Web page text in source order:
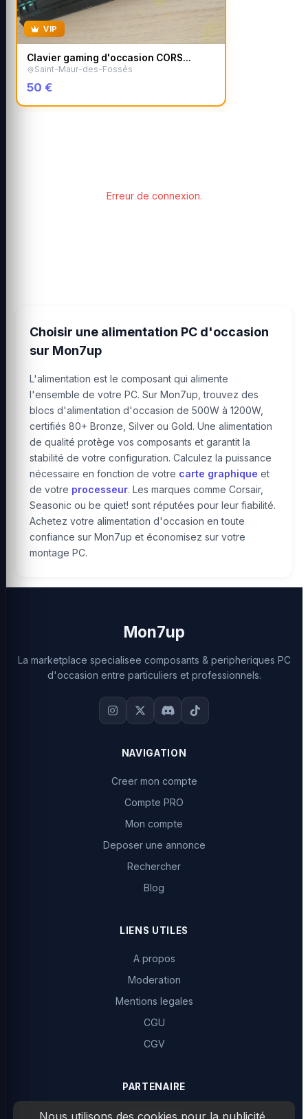
VIP
Clavier gaming d'occasion CORS...
Saint-Maur-des-Fossés
50 €
Erreur de connexion.
Choisir une alimentation PC d'occasion
sur Mon7up
L'alimentation est le composant qui alimente
l'ensemble de votre PC. Sur Mon7up, trouvez des
blocs d'alimentation d'occasion de 500W à 1200W,
certifiés 80+ Bronze, Silver ou Gold. Une alimentation
de qualité protège vos composants et garantit la
stabilité de votre configuration. Calculez la puissance
nécessaire en fonction de votre carte graphique et
de votre processeur. Les marques comme Corsair,
Seasonic ou be quiet! sont réputées pour leur fiabilité.
Achetez votre alimentation d'occasion en toute
confiance sur Mon7up et économisez sur votre
montage PC.
Nous utilisons des cookies pour la publicité,
Mon7up
La marketplace specialisee composants & peripheriques PC
d'occasion entre particuliers et professionnels.
NAVIGATION
Creer mon compte
Compte PRO
Mon compte
Deposer une annonce
Rechercher
Blog
LIENS UTILES
A propos
Moderation
Mentions legales
CGU
CGV
PARTENAIRE